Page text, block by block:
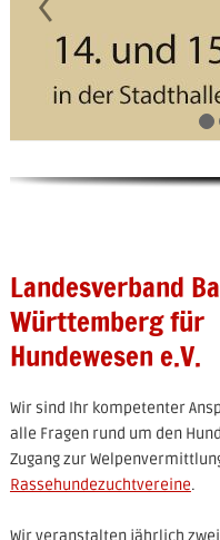
Landesverband
Württemberg für
Hundewesen e.V.
Wir sind Ihr kompetenter
alle Fragen rund um den
Zugang zur
Rassehundezuchtvereine.
Wir veranstalten jährlich